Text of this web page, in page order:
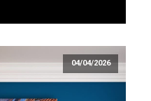
04/04/2026